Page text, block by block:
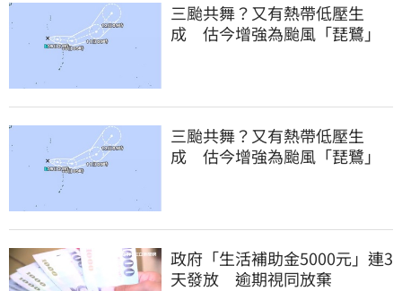
三颱共舞？又有熱帶低壓生
成 估今增強為颱風「琵鷺」
三颱共舞？又有熱帶低壓生
成 估今增強為颱風「琵鷺」
政府「生活補助金5000元」連3
天發放 逾期視同放棄